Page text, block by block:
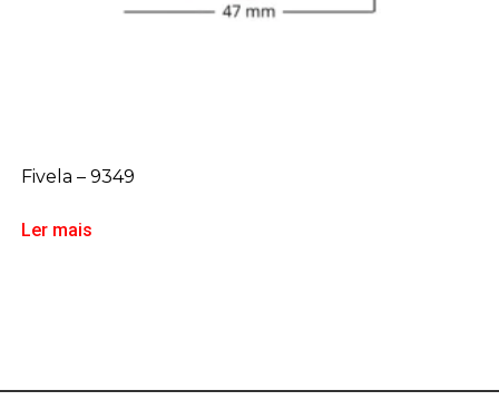
Fivela – 9349
Ler mais